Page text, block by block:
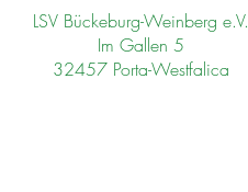
LSV Bückeburg-Weinberg e.V.
Im Gallen 5
32457 Porta-Westfalica